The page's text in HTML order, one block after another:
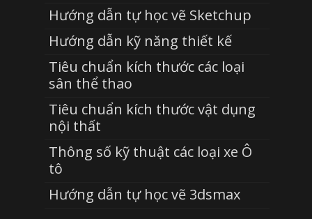
Hướng dẫn tự học vẽ Sketchup
Hướng dẫn kỹ năng thiết kế
Tiêu chuẩn kích thước các loại
sân thể thao
Tiêu chuẩn kích thước vật dụng
nội thất
Thông số kỹ thuật các loại xe Ô
tô
Hướng dẫn tự học vẽ 3dsmax